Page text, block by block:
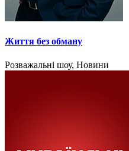
Життя без обману
Розважальні шоу, Новини